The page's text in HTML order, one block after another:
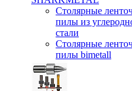
Столярные
пилы из
стали
Столярные
пилы bimetall